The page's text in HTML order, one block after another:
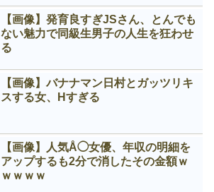
【画像】発育良すぎJSさん、とんでも
ない魅力で同級生男子の人生を狂わせ
る
【画像】バナナマン日村とガッツリキ
スする女、Нすぎる
【画像】人気Å◯女優、年収の明細を
アップするも2分で消したその金額ｗ
ｗｗｗｗ